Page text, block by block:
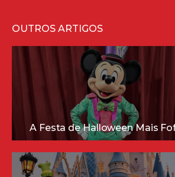
OUTROS ARTIGOS